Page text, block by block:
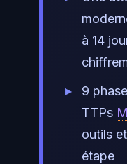
à 14
9
TTPs
outils
étape